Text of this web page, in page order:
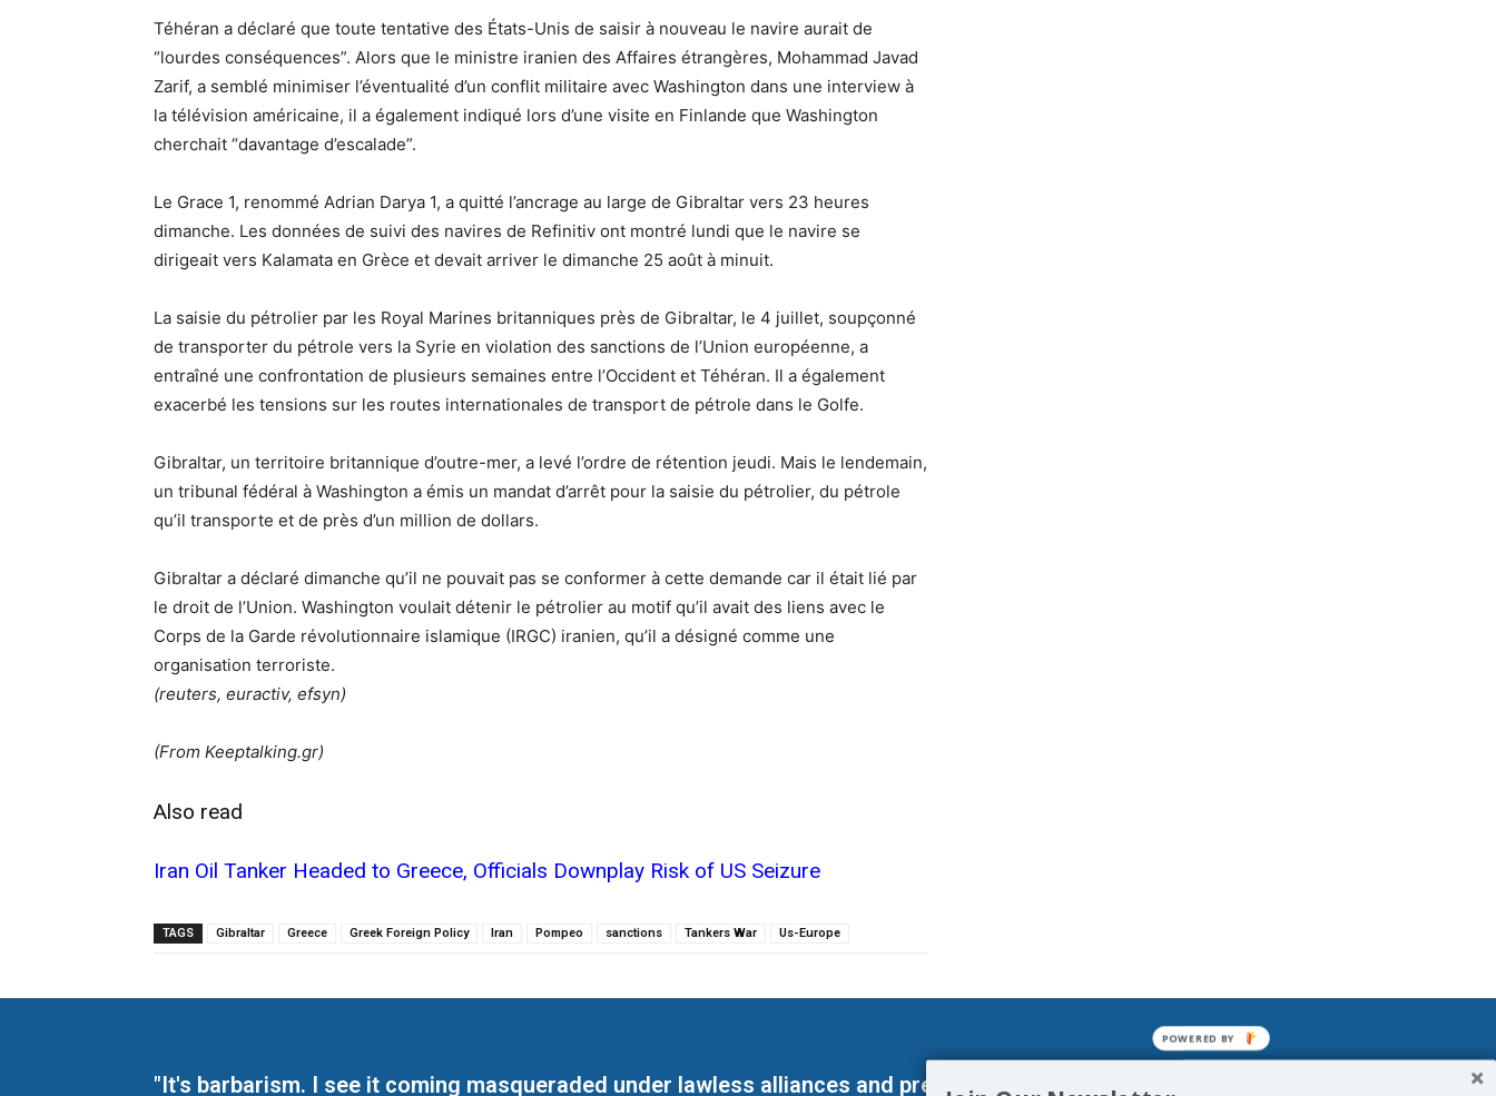
Téhéran a déclaré que toute tentative des États-Unis de saisir à nouveau le navire aurait de
“lourdes conséquences”. Alors que le ministre iranien des Affaires étrangères, Mohammad Javad
Zarif, a semblé minimiser l’éventualité d’un conflit militaire avec Washington dans une interview à
la télévision américaine, il a également indiqué lors d’une visite en Finlande que Washington
cherchait “davantage d’escalade”.
Le Grace 1, renommé Adrian Darya 1, a quitté l’ancrage au large de Gibraltar vers 23 heures
dimanche. Les données de suivi des navires de Refinitiv ont montré lundi que le navire se
dirigeait vers Kalamata en Grèce et devait arriver le dimanche 25 août à minuit.
La saisie du pétrolier par les Royal Marines britanniques près de Gibraltar, le 4 juillet, soupçonné
de transporter du pétrole vers la Syrie en violation des sanctions de l’Union européenne, a
entraîné une confrontation de plusieurs semaines entre l’Occident et Téhéran. Il a également
exacerbé les tensions sur les routes internationales de transport de pétrole dans le Golfe.
Gibraltar, un territoire britannique d’outre-mer, a levé l’ordre de rétention jeudi. Mais le lendemain,
un tribunal fédéral à Washington a émis un mandat d’arrêt pour la saisie du pétrolier, du pétrole
qu’il transporte et de près d’un million de dollars.
Gibraltar a déclaré dimanche qu’il ne pouvait pas se conformer à cette demande car il était lié par
le droit de l’Union. Washington voulait détenir le pétrolier au motif qu’il avait des liens avec le
Corps de la Garde révolutionnaire islamique (IRGC) iranien, qu’il a désigné comme une
organisation terroriste.
(reuters, euractiv, efsyn)
(From Keeptalking.gr)
Also read
Iran Oil Tanker Headed to Greece, Officials Downplay Risk of US Seizure
TAGS Gibraltar Greece Greek Foreign Policy Iran Pompeo sanctions Tankers War Us-Europe
"It's barbarism. I see it coming masqueraded under lawless alliances and predetermined enslavements. It may not be
POWERED BY